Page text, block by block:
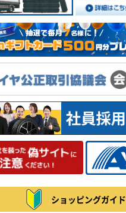
YOKOHAMA
ヨコハマ
日本を代表するタイヤメーカー
（ヨコハマ）。 1917年の創業
工業用品、スポーツ用品等、数
てきました。 1954年には、日
ヤを生産。 常に技術の先端に挑
出しながら成長し続けています
総合評価：78件
MICHELIN
ミシュラン
フランスの大手タイヤメーカー
世界3大タイヤメーカーの1社。
に優れたバランス設計に定評が
カーメーカーに純正装着タイ
す。
総合評価：6件ショッピングガイド